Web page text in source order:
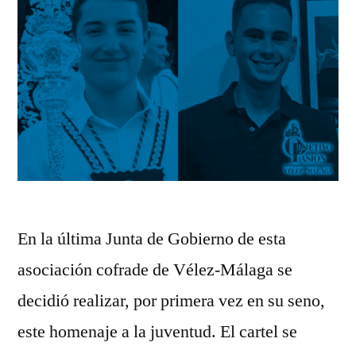
En la última Junta de Gobierno de esta
asociación cofrade de Vélez-Málaga se
decidió realizar, por primera vez en su seno,
este homenaje a la juventud. El cartel se